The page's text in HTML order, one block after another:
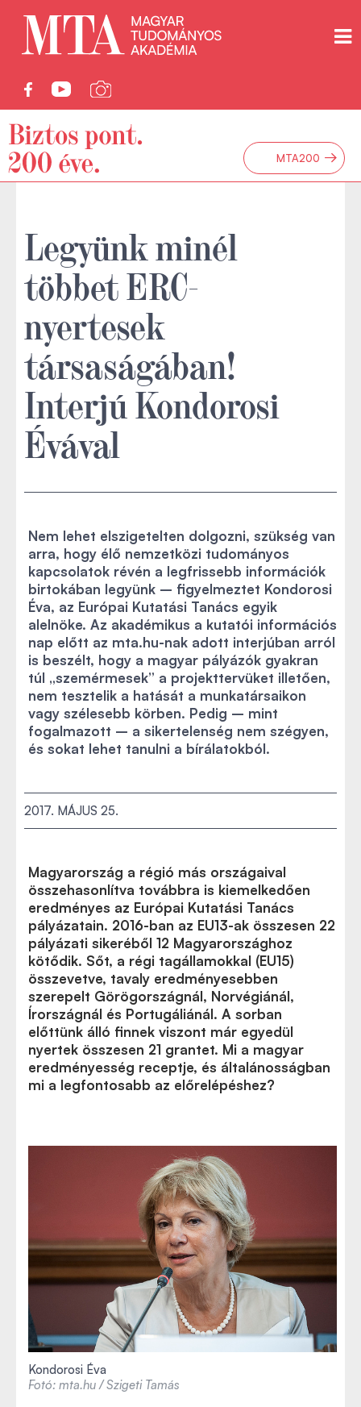
MTA200 →
Legyünk minél
többet ERC-
nyertesek
társaságában!
Interjú Kondorosi
Évával
Nem lehet elszigetelten dolgozni, szükség van
arra, hogy élő nemzetközi tudományos
kapcsolatok révén a legfrissebb információk
birtokában legyünk – figyelmeztet Kondorosi
Éva, az Európai Kutatási Tanács egyik
alelnöke. Az akadémikus a kutatói információs
nap előtt az mta.hu-nak adott interjúban arról
is beszélt, hogy a magyar pályázók gyakran
túl „szemérmesek” a projekttervüket illetően,
nem tesztelik a hatását a munkatársaikon
vagy szélesebb körben. Pedig – mint
fogalmazott – a sikertelenség nem szégyen,
és sokat lehet tanulni a bírálatokból.
2017. MÁJUS 25.
Magyarország a régió más országaival
összehasonlítva továbbra is kiemelkedően
eredményes az Európai Kutatási Tanács
pályázatain. 2016-ban az EU13-ak összesen 22
pályázati sikeréből 12 Magyarországhoz
kötődik. Sőt, a régi tagállamokkal (EU15)
összevetve, tavaly eredményesebben
szerepelt Görögországnál, Norvégiánál,
Írországnál és Portugáliánál. A sorban
előttünk álló finnek viszont már egyedül
nyertek összesen 21 grantet. Mi a magyar
eredményesség receptje, és általánosságban
mi a legfontosabb az előrelépéshez?
Kondorosi Éva
Fotó: mta.hu / Szigeti Tamás